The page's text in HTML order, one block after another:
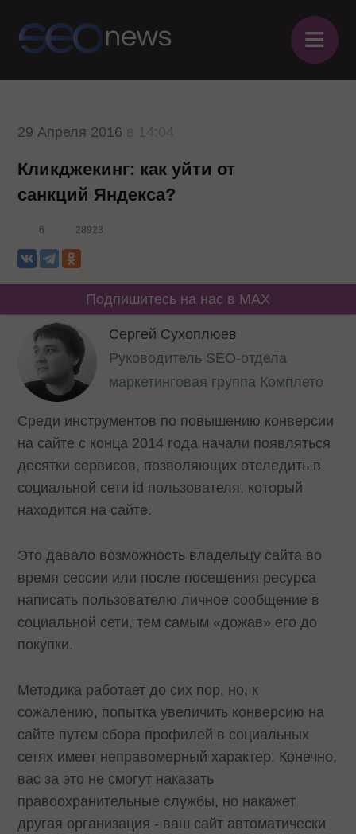
≡
29 Апреля 2016
Кликджекинг: как уйти от
санкций Яндекса?
6 28923
Подпишитесь на нас в MAX
Сергей Сухоплюев
Руководитель SEO-отдела
маркетинговая группа Комплето
Среди инструментов по повышению конверсии
на сайте с конца 2014 года начали появляться
десятки сервисов, позволяющих отследить в
социальной сети id пользователя, который
находится на сайте.
Это давало возможность владельцу сайта во
время сессии или после посещения ресурса
написать пользователю личное сообщение в
социальной сети, тем самым «дожав» его до
покупки.
Методика работает до сих пор, но, к
сожалению, попытка увеличить конверсию на
сайте путем сбора профилей в социальных
сетях имеет неправомерный характер. Конечно,
вас за это не смогут наказать
правоохранительные службы, но накажет
другая организация - ваш сайт автоматически